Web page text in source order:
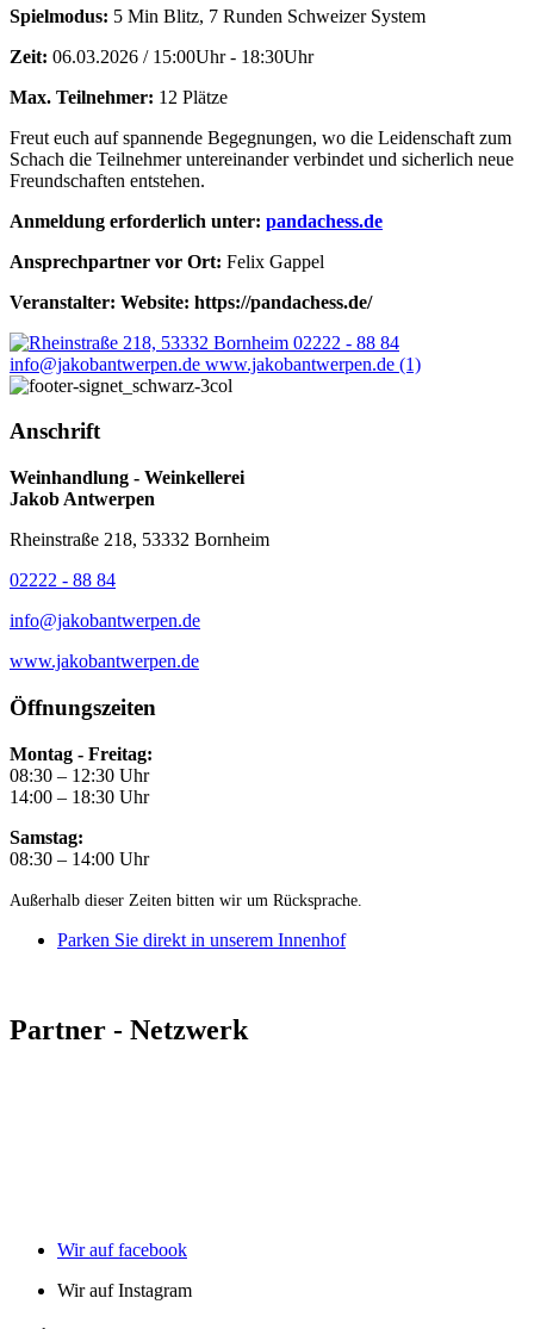
Spielmodus: 5 Min Blitz, 7 Runden Schweizer System
Zeit: 06.03.2026 / 15:00Uhr - 18:30Uhr
Max. Teilnehmer: 12 Plätze
Freut euch auf spannende Begegnungen, wo die Leidenschaft zum
Schach die Teilnehmer untereinander verbindet und sicherlich neue
Freundschaften entstehen.
Anmeldung erforderlich unter: pandachess.de
Ansprechpartner vor Ort: Felix Gappel
Veranstalter: Website: https://pandachess.de/
Anschrift
Weinhandlung - Weinkellerei
Jakob Antwerpen
Rheinstraße 218, 53332 Bornheim
02222 - 88 84
info@jakobantwerpen.de
www.jakobantwerpen.de
Öffnungszeiten
Montag - Freitag:
08:30 – 12:30 Uhr
14:00 – 18:30 Uhr
Samstag:
08:30 – 14:00 Uhr
Außerhalb dieser Zeiten bitten wir um Rücksprache.
Parken Sie direkt in unserem Innenhof
Partner - Netzwerk
Wir auf facebook
Wir auf Instagram